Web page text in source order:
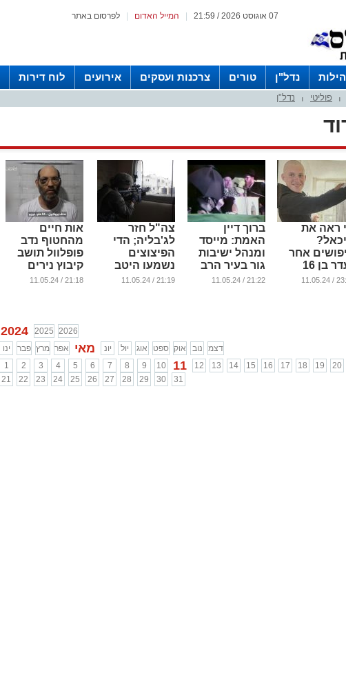
לפרסום באתר המייל האדום 07 אוגוסט 2026 / 21:59
נדל"ן טורים צרכנות ועסקים אירועים לוח דירות
פוליטי נדל"ן
ראה את
אחר
נעדר בן 16
23:50 /
ברוך דיין
האמת: מייסד
ומנהל ישיבות
גור בעיר הרב
יוסף קפלושניק
21:22 / 11.05.24
צה"ל חזר
לג'בליה; הדי
הפיצוצים
נשמעו היטב
בעיר
21:19 / 11.05.24
אות חיים
מהחטוף נדב
פופלוול תושב
קיבוץ נירים
...
21:18 / 11.05.24
2024 2025 2026
ינו
פבר מרץ אפר מאי יונ יול אוג ספט אוק נוב
דצמ
1
2 3 4 5 6 7 8 9 10 11 12 13 14 15 16 17 18 19
20
21
22 23 24 25 26 27 28 29 30 31